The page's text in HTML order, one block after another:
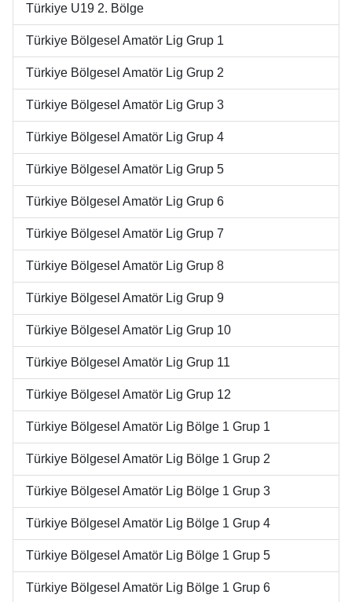
Türkiye U19 2. Bölge
Türkiye Bölgesel Amatör Lig Grup 1
Türkiye Bölgesel Amatör Lig Grup 2
Türkiye Bölgesel Amatör Lig Grup 3
Türkiye Bölgesel Amatör Lig Grup 4
Türkiye Bölgesel Amatör Lig Grup 5
Türkiye Bölgesel Amatör Lig Grup 6
Türkiye Bölgesel Amatör Lig Grup 7
Türkiye Bölgesel Amatör Lig Grup 8
Türkiye Bölgesel Amatör Lig Grup 9
Türkiye Bölgesel Amatör Lig Grup 10
Türkiye Bölgesel Amatör Lig Grup 11
Türkiye Bölgesel Amatör Lig Grup 12
Türkiye Bölgesel Amatör Lig Bölge 1 Grup 1
Türkiye Bölgesel Amatör Lig Bölge 1 Grup 2
Türkiye Bölgesel Amatör Lig Bölge 1 Grup 3
Türkiye Bölgesel Amatör Lig Bölge 1 Grup 4
Türkiye Bölgesel Amatör Lig Bölge 1 Grup 5
Türkiye Bölgesel Amatör Lig Bölge 1 Grup 6